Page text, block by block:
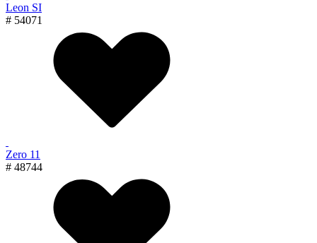
Leon SI
# 54071
Zero 11
# 48744